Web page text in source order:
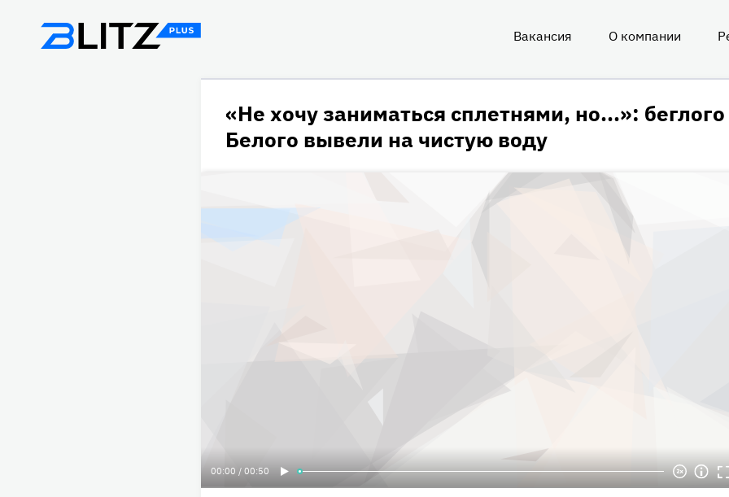
Вакансия О компании
«Не хочу заниматься сплетнями, но...»: беглого
Белого вывели на чистую воду
00:00 / 00:50